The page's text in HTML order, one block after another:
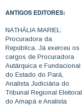
ANTIGOS EDITORES:
NATHÁLIA MARIEL:
Procuradora da
República. Já exerceu os
cargos de Procuradora
Autárquica e Fundacional
do Estado do Pará,
Analista Judiciária do
Tribunal Regional Eleitoral
do Amapá e Analista